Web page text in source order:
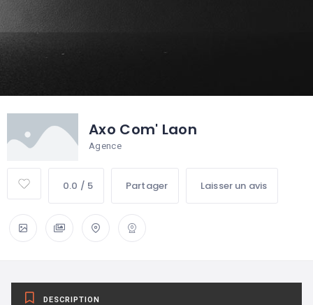
Axo Com' Laon
Agence
0.0 / 5 Partager Laisser un avis
DESCRIPTION